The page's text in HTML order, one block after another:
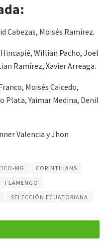
Cabezas, Moisés Ramírez.
Willian Pacho, Joel
Ramírez, Xavier Arreaga.
Moisés Caicedo,
Plata, Yaimar Medina, Denil
Valencia y Jhon
MG
CORINTHIANS
FLAMENGO
SELECCIÓN ECUATORIANA